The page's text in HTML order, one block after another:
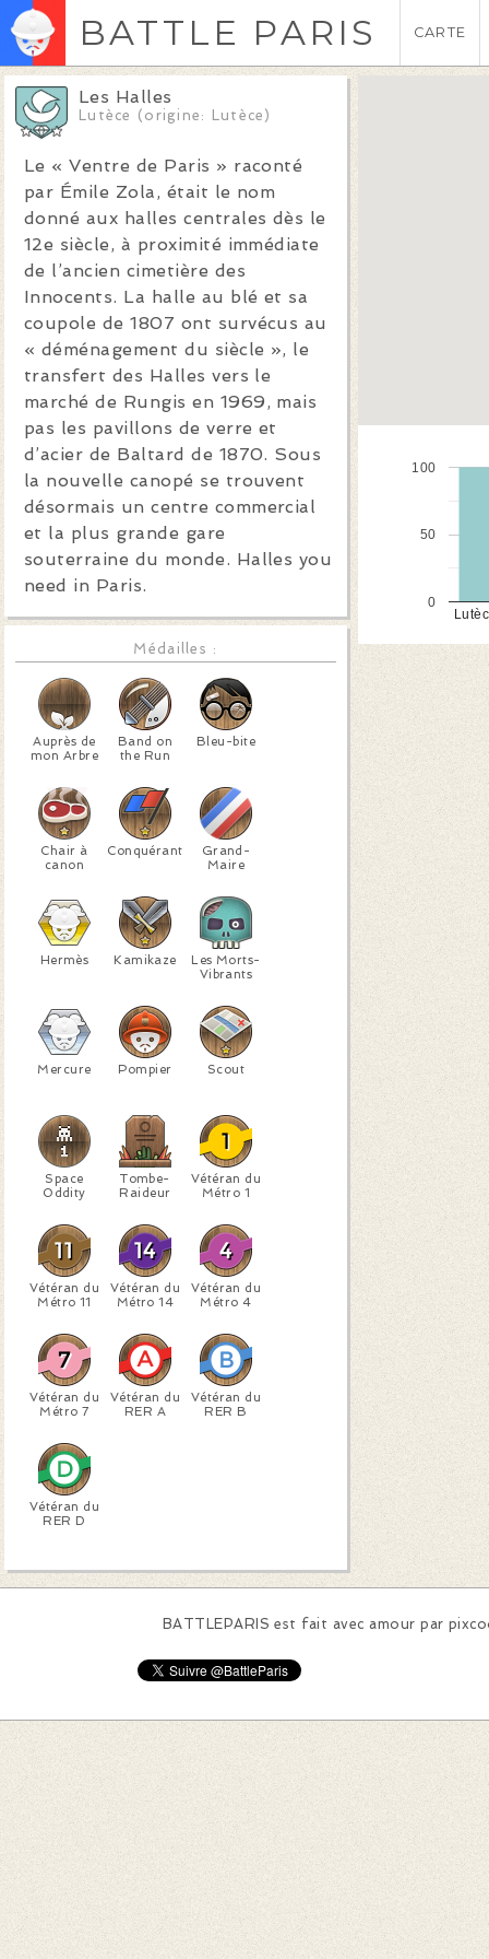
BATTLE PARIS CARTE
Les Halles
Lutèce (origine: Lutèce)
Le « Ventre de Paris » raconté
par Émile Zola, était le nom
donné aux halles centrales dès le
12e siècle, à proximité immédiate
de l’ancien cimetière des
Innocents. La halle au blé et sa
coupole de 1807 ont survécus au
« déménagement du siècle », le
transfert des Halles vers le
marché de Rungis en 1969, mais
pas les pavillons de verre et
d’acier de Baltard de 1870. Sous
la nouvelle canopé se trouvent
désormais un centre commercial
et la plus grande gare
souterraine du monde. Halles you
need in Paris.
Médailles :
Auprès de
mon Arbre
Band on
the Run
Bleu-bite
Chair à
canon
Conquérant
Grand-
Maire
Hermès Kamikaze
Les Morts-
Vibrants
Mercure Pompier Scout
Space
Oddity
Tombe-
Raideur
Vétéran du
Métro 1
Vétéran du
Métro 11
Vétéran du
Métro 14
Vétéran du
Métro 4
Vétéran du
Métro 7
Vétéran du
RER A
Vétéran du
RER B
Vétéran du
RER D
0
50
100
BATTLEPARIS est fait avec amour par